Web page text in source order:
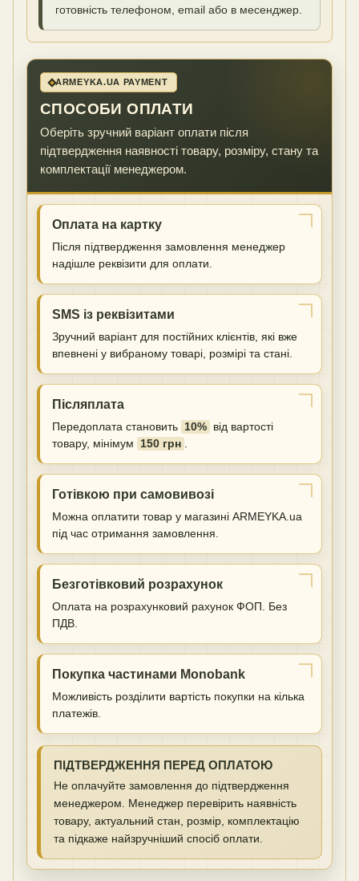
готовність телефоном, email або в месенджер.
ARMEYKA.UA PAYMENT
СПОСОБИ ОПЛАТИ
Оберіть зручний варіант оплати після
підтвердження наявності товару, розміру, стану та
комплектації менеджером.
Оплата на картку
Після підтвердження замовлення менеджер
надішле реквізити для оплати.
SMS із реквізитами
Зручний варіант для постійних клієнтів, які вже
впевнені у вибраному товарі, розмірі та стані.
Післяплата
Передоплата становить 10% від вартості
товару, мінімум 150 грн .
Готівкою при самовивозі
Можна оплатити товар у магазині ARMEYKA.ua
під час отримання замовлення.
Безготівковий розрахунок
Оплата на розрахунковий рахунок ФОП. Без
ПДВ.
Покупка частинами Monobank
Можливість розділити вартість покупки на кілька
платежів.
ПІДТВЕРДЖЕННЯ ПЕРЕД ОПЛАТОЮ
Не оплачуйте замовлення до підтвердження
менеджером. Менеджер перевірить наявність
товару, актуальний стан, розмір, комплектацію
та підкаже найзручніший спосіб оплати.